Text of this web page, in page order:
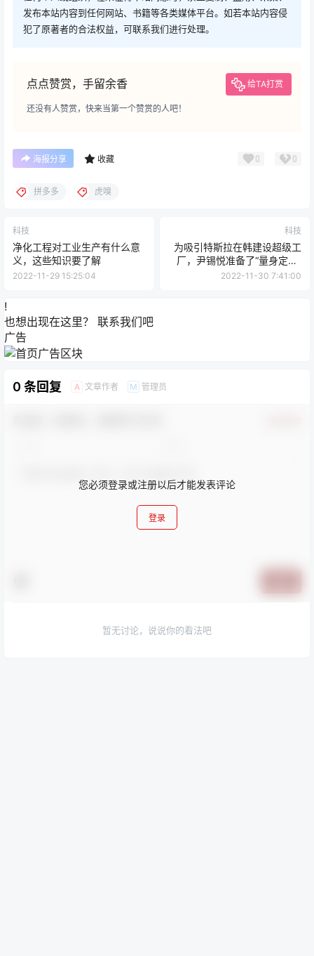
发布本站内容到任何网站、书籍等各类媒体平台。如若本站内容侵
犯了原著者的合法权益，可联系我们进行处理。
点点赞赏，手留余香 给TA打赏
还没有人赞赏，快来当第一个赞赏的人吧！
海报分享 收藏 0 0
拼多多 虎嗅
科技
净化工程对工业生产有什么意
义，这些知识要了解
2022-11-29 15:25:04
科技
为吸引特斯拉在韩建设超级工
厂，尹锡悦准备了“量身定制”
的福利！马斯克：韩国是首选
2022-11-30 7:41:00
!
也想出现在这里？ 联系我们吧
广告
0 条回复 A 文章作者 M 管理员
您必须登录或注册以后才能发表评论
登录
暂无讨论，说说你的看法吧